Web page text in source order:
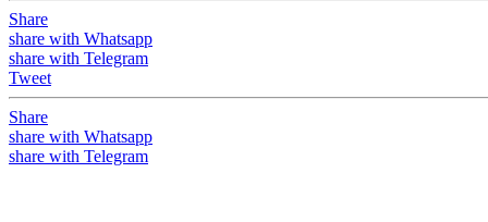
Share
share with Whatsapp
share with Telegram
Tweet
Share
share with Whatsapp
share with Telegram